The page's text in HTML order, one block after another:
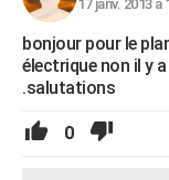
17 janv. 2013 à
bonjour pour le
électrique non il y
.salutations
0